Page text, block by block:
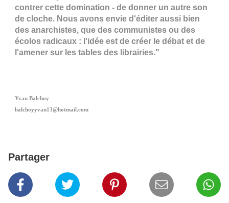
contrer cette domination - de donner un autre son
de cloche. Nous avons envie d'éditer aussi bien
des anarchistes, que des communistes ou des
écolos radicaux : l'idée est de créer le débat et de
l'amener sur les tables des librairies."
Yvan Balchoy
balchoyyvan13@hotmail.com
Partager